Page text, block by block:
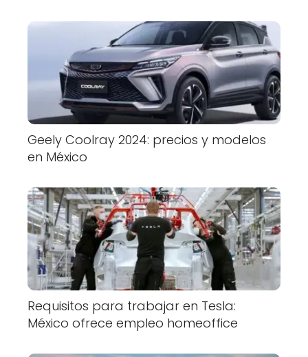
Geely Coolray 2024: precios y modelos
en México
Requisitos para trabajar en Tesla:
México ofrece empleo homeoffice